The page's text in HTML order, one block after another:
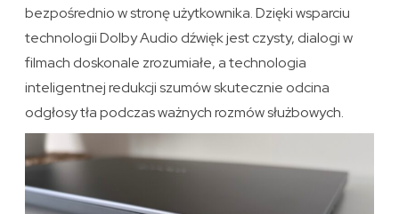
bezpośrednio w stronę użytkownika. Dzięki wsparciu
technologii Dolby Audio dźwięk jest czysty, dialogi w
filmach doskonale zrozumiałe, a technologia
inteligentnej redukcji szumów skutecznie odcina
odgłosy tła podczas ważnych rozmów służbowych.